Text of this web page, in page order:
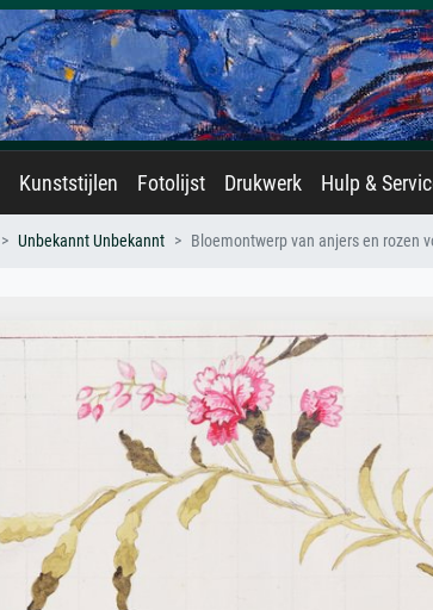
Kunststijlen Fotolijst Drukwerk Hulp &
Unbekannt Unbekannt Bloemontwerp van anjers en rozen